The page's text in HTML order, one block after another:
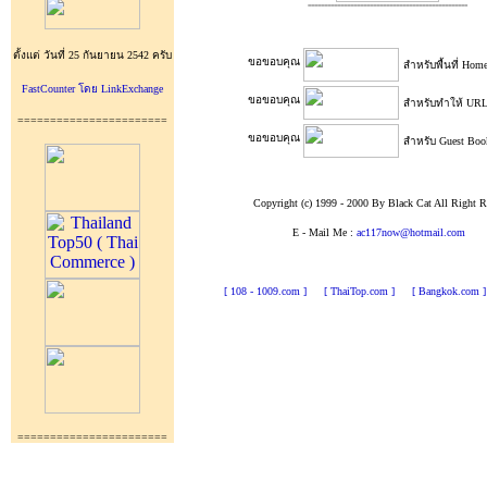
ตั้งแต่ วันที่ 25 กันยายน 2542 ครับ
FastCounter โดย LinkExchange
=======================
=======================
=================================================
ขอขอบคุณ สำหรับพื้นที่
ขอขอบคุณ สำหรับทำให้
ขอขอบคุณ สำหรับ Guest
Copyright (c) 1999 - 2000 By Black Cat All Right
E - Mail Me : ac117now@hotmail.com
[ 108 - 1009.com ] [ ThaiTop.com ] [ Bangkok.com ]